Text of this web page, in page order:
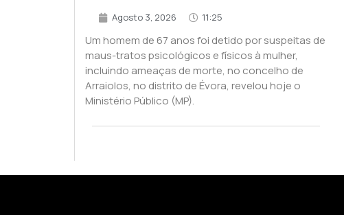
Agosto 3, 2026 11:25
Um homem de 67 anos foi detido por suspeitas de
maus-tratos psicológicos e físicos à mulher,
incluindo ameaças de morte, no concelho de
Arraiolos, no distrito de Évora, revelou hoje o
Ministério Público (MP).